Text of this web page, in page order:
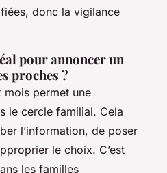
donc la vigilance
pour annoncer un
proches ?
mois permet une
le cercle familial. Cela
l’information, de poser
le choix. C’est
les familles